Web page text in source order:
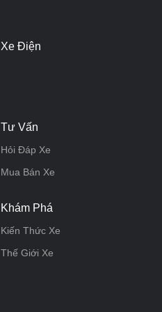
Xe Điện
Tư Vấn
Hỏi Đáp Xe
Mua Bán Xe
Khám Phá
Kiến Thức Xe
Thế Giới Xe